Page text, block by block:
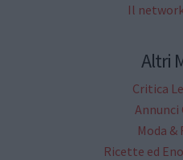
Il
Altri
Critica
Moda &
Ricette ed